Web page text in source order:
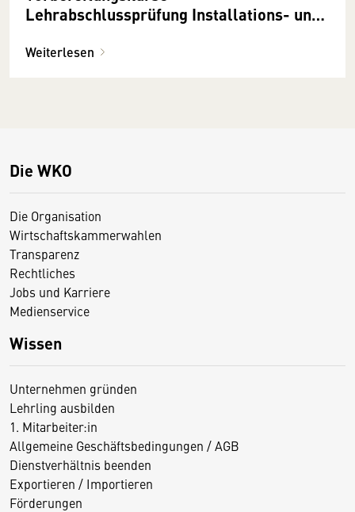
Lehrabschlussprüfung Installations- und
Weiterlesen
Die WKO
Die Organisation
Wirtschaftskammerwahlen
Transparenz
Rechtliches
Jobs und Karriere
Medienservice
Wissen
Unternehmen gründen
Lehrling ausbilden
1. Mitarbeiter:in
Allgemeine Geschäftsbedingungen / AGB
Dienstverhältnis beenden
Exportieren / Importieren
Förderungen